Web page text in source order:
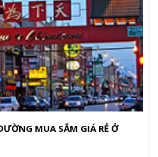
MUA SẮM GIÁ RẺ Ở